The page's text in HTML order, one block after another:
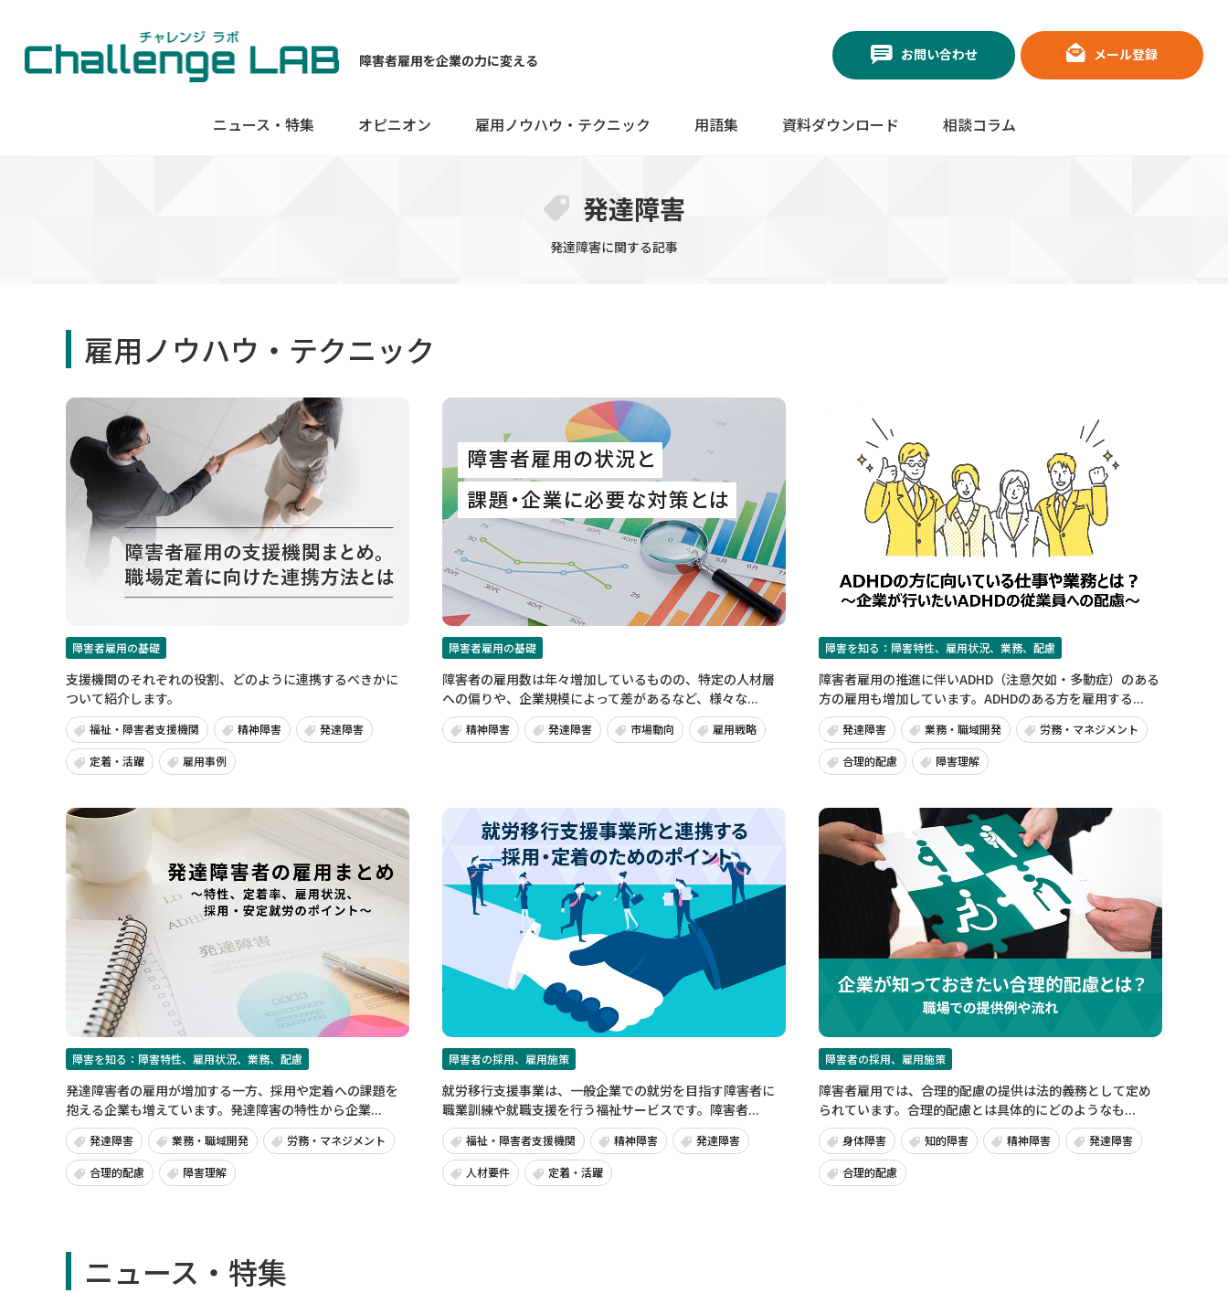
障害者雇用を企業の力に変える
ニュース・特集 オピニオン 雇用ノウハウ・テクニック 用語集 資料ダウンロード 相談コラム
お問い合わせ メール登録
発達障害
発達障害に関する記事
雇用ノウハウ・テクニック
障害者雇用の基礎
支援機関のそれぞれの役割、どのように連携するべきかに
ついて紹介します。
福祉・障害者支援機関 精神障害 発達障害
定着・活躍 雇用事例
障害者雇用の基礎
障害者の雇用数は年々増加しているものの、特定の人材層
への偏りや、企業規模によって差があるなど、様々な...
精神障害 発達障害 市場動向 雇用戦略
障害を知る：障害特性、雇用状況、業務、配慮
障害者雇用の推進に伴いADHD（注意欠如・多動症）のある
方の雇用も増加しています。ADHDのある方を雇用する...
発達障害 業務・職域開発 労務・マネジメント
合理的配慮 障害理解
障害を知る：障害特性、雇用状況、業務、配慮
発達障害者の雇用が増加する一方、採用や定着への課題を
抱える企業も増えています。発達障害の特性から企業...
発達障害 業務・職域開発 労務・マネジメント
合理的配慮 障害理解
障害者の採用、雇用施策
就労移行支援事業は、一般企業での就労を目指す障害者に
職業訓練や就職支援を行う福祉サービスです。障害者...
福祉・障害者支援機関 精神障害 発達障害
人材要件 定着・活躍
障害者の採用、雇用施策
障害者雇用では、合理的配慮の提供は法的義務として定め
られています。合理的配慮とは具体的にどのようなも...
身体障害 知的障害 精神障害 発達障害
合理的配慮
ニュース・特集